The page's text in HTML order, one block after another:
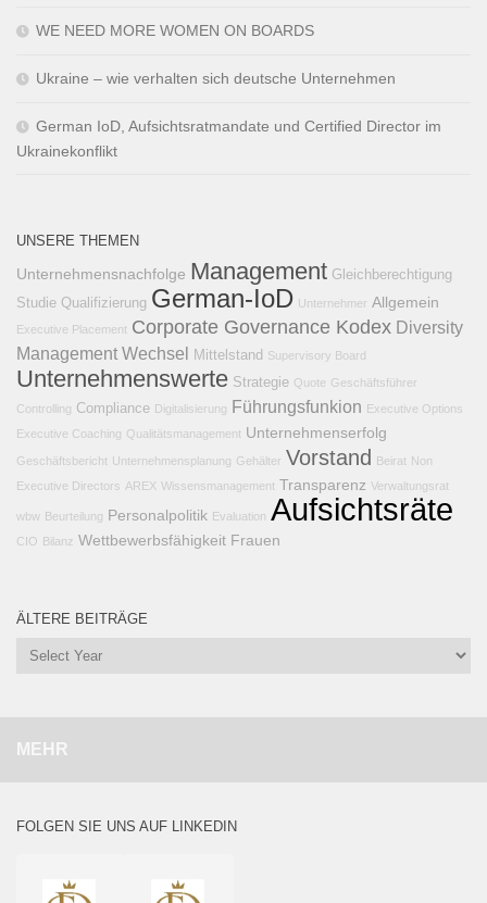
WE NEED MORE WOMEN ON BOARDS
Ukraine – wie verhalten sich deutsche Unternehmen
German IoD, Aufsichtsratmandate und Certified Director im
Ukrainekonflikt
UNSERE THEMEN
Unternehmensnachfolge Management Gleichberechtigung
Studie Qualifizierung German-IoD Unternehmer Allgemein
Executive Placement Corporate Governance Kodex Diversity
Management Wechsel Mittelstand Supervisory Board
Unternehmenswerte Strategie Quote Geschäftsführer
Controlling Compliance Digitalisierung Führungsfunkion Executive Options
Executive Coaching Qualitätsmanagement Unternehmenserfolg
Geschäftsbericht Unternehmensplanung Gehälter Vorstand Beirat Non
Executive Directors AREX Wissensmanagement Transparenz Verwaltungsrat
wbw Beurteilung Personalpolitik Evaluation Aufsichtsräte
CIO Bilanz Wettbewerbsfähigkeit Frauen
ÄLTERE BEITRÄGE
MEHR
FOLGEN SIE UNS AUF LINKEDIN